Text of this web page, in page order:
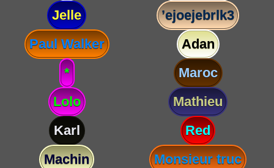
Jelle
’ejoejebrlk3
Paul Walker
Adan
*
Maroc
Lolo
Mathieu
Karl
Red
Machin
Monsieur truc